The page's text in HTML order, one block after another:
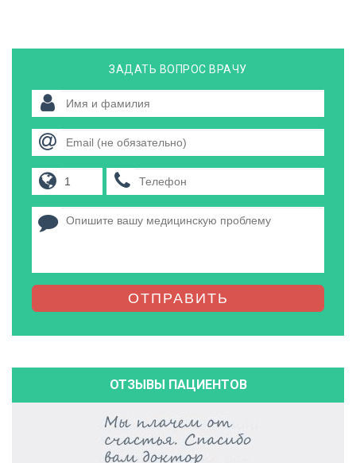
ЗАДАТЬ ВОПРОС ВРАЧУ
ОТПРАВИТЬ
ОТЗЫВЫ ПАЦИЕНТОВ